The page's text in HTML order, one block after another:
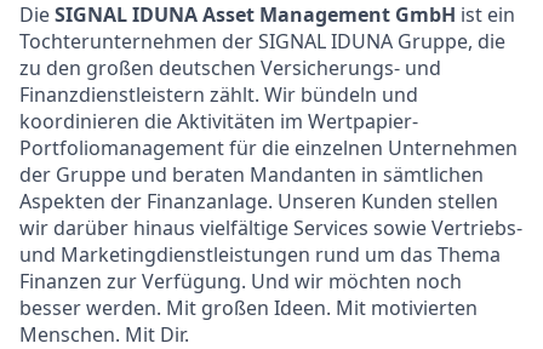
DieSIGNAL IDUNA Asset Management GmbH ist ein
Tochterunternehmen der SIGNAL IDUNA Gruppe, die
zu den großen deutschen Versicherungs- und
Finanzdienstleistern zählt. Wir bündeln und
koordinieren die Aktivitäten im Wertpapier-
Portfoliomanagement für die einzelnen Unternehmen
der Gruppe und beraten Mandanten in sämtlichen
Aspekten der Finanzanlage. Unseren Kunden stellen
wir darüber hinaus vielfältige Services sowie Vertriebs-
und Marketingdienstleistungen rund um das Thema
Finanzen zur Verfügung. Und wir möchten noch
besser werden. Mit großen Ideen. Mit motivierten
Menschen. Mit Dir.